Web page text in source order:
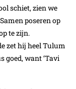
schiet, zien we
poseren op
te zijn.
zet hij heel Tulum
goed, want ‘Tavi